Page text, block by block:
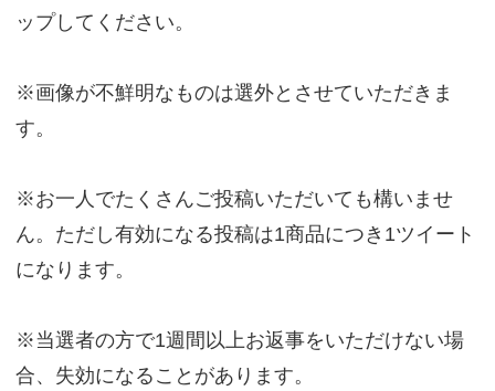
ップしてください。
※画像が不鮮明なものは選外とさせていただきま
す。
※お一人でたくさんご投稿いただいても構いませ
ん。ただし有効になる投稿は1商品につき1ツイート
になります。
※当選者の方で1週間以上お返事をいただけない場
合、失効になることがあります。